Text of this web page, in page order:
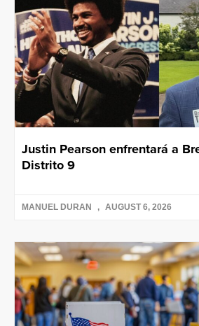
Justin Pearson enfrentará a
Distrito 9
MANUEL DURAN AUGUST 6, 2026